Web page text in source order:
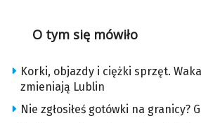
O tym się mówiło
Korki, objazdy i ciężki sprzęt.
zmieniają Lublin
Nie zgłosiłeś gotówki na granicy?